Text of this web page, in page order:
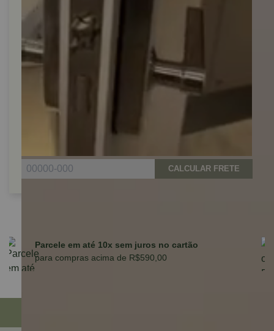
CALCULAR FRETE
Parcele em até 10x sem juros no cartão
para compras acima de R$590,00